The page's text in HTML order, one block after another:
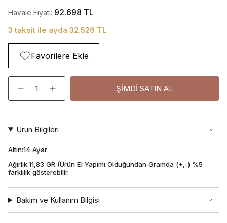
Havale Fiyatı: 92.698 TL
3 taksit ile ayda 32.526 TL
Favorilere Ekle
Adet
ŞIMDI SATIN AL
Ürün Bilgileri
Altın:14 Ayar
Ağırlık:11,83 GR (Ürün El Yapımı Olduğundan Gramda (+,-) %5
farklılık gösterebilir.
Bakım ve Kullanım Bilgisi